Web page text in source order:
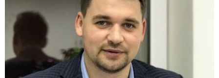
Функция "нажми и говори"
(PTT).........................................есть
Сканирование каналов..................................есть